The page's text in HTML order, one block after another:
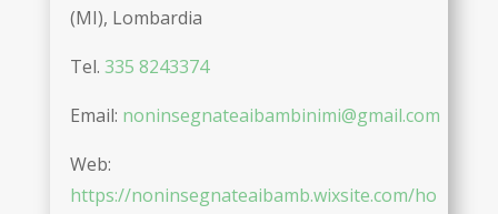
(MI), Lombardia
Tel. 335 8243374
Email: noninsegnateaibambinimi@gmail.com
Web:
https://noninsegnateaibamb.wixsite.com/ho